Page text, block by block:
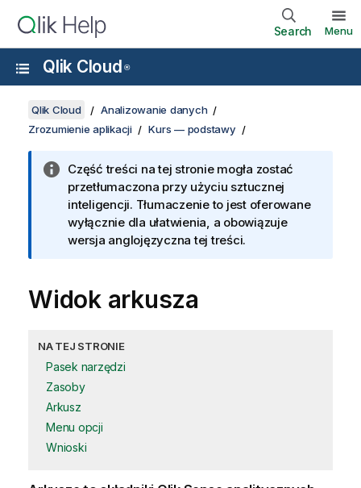
Search Menu
Qlik Cloud ®
Qlik Cloud
Analizowanie danych
Zrozumienie aplikacji
Kurs — podstawy
Część treści na tej stronie mogła zostać
przetłumaczona przy użyciu sztucznej
inteligencji. Tłumaczenie to jest oferowane
wyłącznie dla ułatwienia, a obowiązuje
wersja anglojęzyczna tej treści.
Widok arkusza
NA TEJ STRONIE
Pasek narzędzi
Zasoby
Arkusz
Menu opcji
Wnioski